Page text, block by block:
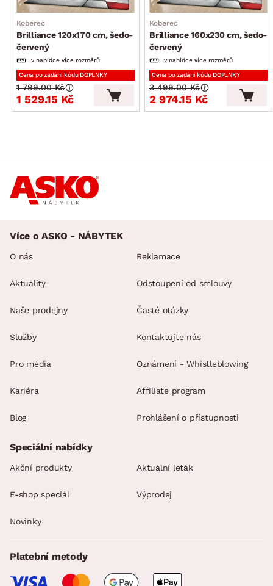
Koberec
Brilliance 120x170 cm, šedo-
červený
v nabídce více rozměrů
Cena po zadání kódu DOPLNKY
1 529.15 Kč
1 799.00 Kč
Koberec
Brilliance 160x230 cm, šedo-
červený
v nabídce více rozměrů
Cena po zadání kódu DOPLNKY
2 974.15 Kč
3 499.00 Kč
Více o ASKO - NÁBYTEK
O nás
Aktuality
Naše prodejny
Služby
Pro média
Kariéra
Blog
Reklamace
Odstoupení od smlouvy
Časté otázky
Kontaktujte nás
Oznámení - Whistleblowing
Affiliate program
Prohlášení o přístupnosti
Speciální nabídky
Akční produkty Aktuální leták
E-shop speciál Výprodej
Novinky
Platební metody